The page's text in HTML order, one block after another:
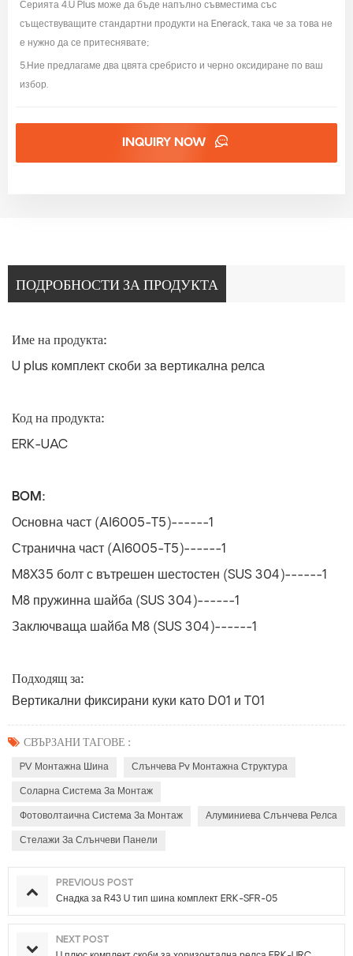
Серията 4.U Plus може да бъде напълно съвместима със
съществуващите стандартни продукти на Enerack, така че за това не
е нужно да се притеснявате;
5.Ние предлагаме два цвята сребристо и черно оксидиране по ваш
избор.
INQUIRY NOW
ПОДРОБНОСТИ ЗА ПРОДУКТА
Име на продукта:
U plus комплект скоби за вертикална релса
Код на продукта:
ERK-UAC
BOM:
Основна част (Al6005-T5)------1
Странична част (Al6005-T5)------1
M8X35 болт с вътрешен шестостен (SUS 304)------1
M8 пружинна шайба (SUS 304)------1
Заключваща шайба M8 (SUS 304)------1
Подходящ за:
Вертикални фиксирани куки като D01 и T01
СВЪРЗАНИ ТАГОВЕ :
PV Монтажна Шина Слънчева Pv Монтажна Структура
Соларна Система За Монтаж
Фотоволтаична Система За Монтаж Алуминиева Слънчева Релса
Стелажи За Слънчеви Панели
PREVIOUS POST
Снадка за R43 U тип шина комплект ERK-SFR-05
NEXT POST